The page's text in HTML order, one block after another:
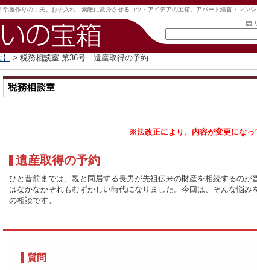
部屋作りの工夫、お手入れ、素敵に変身させるコツ・アイデアの宝箱。アパート経営・マン
> 税務相談室 第36号 遺産取得の予約
※法改正により、内容が変更になっ
遺産取得の予約
ひと昔前までは、親と同居する長男が先祖伝来の財産を相続するのが
はなかなかそれもむずかしい時代になりました。今回は、そんな悩み
の相談です。
質問